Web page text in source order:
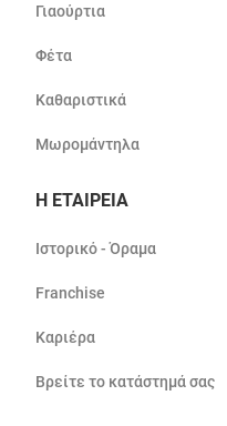
Γιαούρτια
Φέτα
Καθαριστικά
Μωρομάντηλα
Η ΕΤΑΙΡΕΙΑ
Ιστορικό - Όραμα
Franchise
Καριέρα
Βρείτε το κατάστημά σας